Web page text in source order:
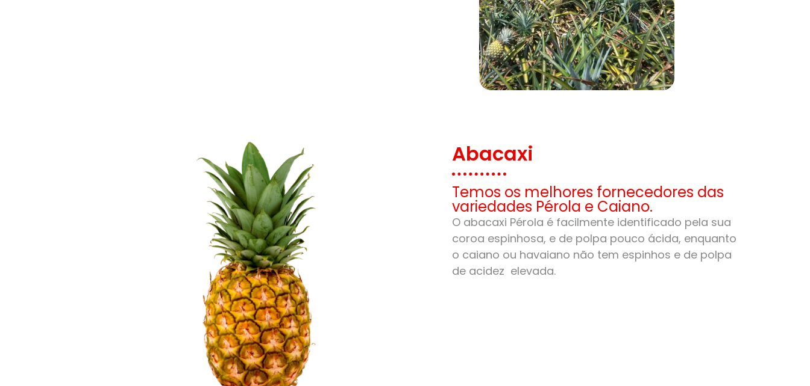
Abacaxi
Temos os melhores fornecedores das
variedades Pérola e Caiano.
O abacaxi Pérola é facilmente identificado pela sua
coroa espinhosa, e de polpa pouco ácida, enquanto
o caiano ou havaiano não tem espinhos e de polpa
de acidez elevada.